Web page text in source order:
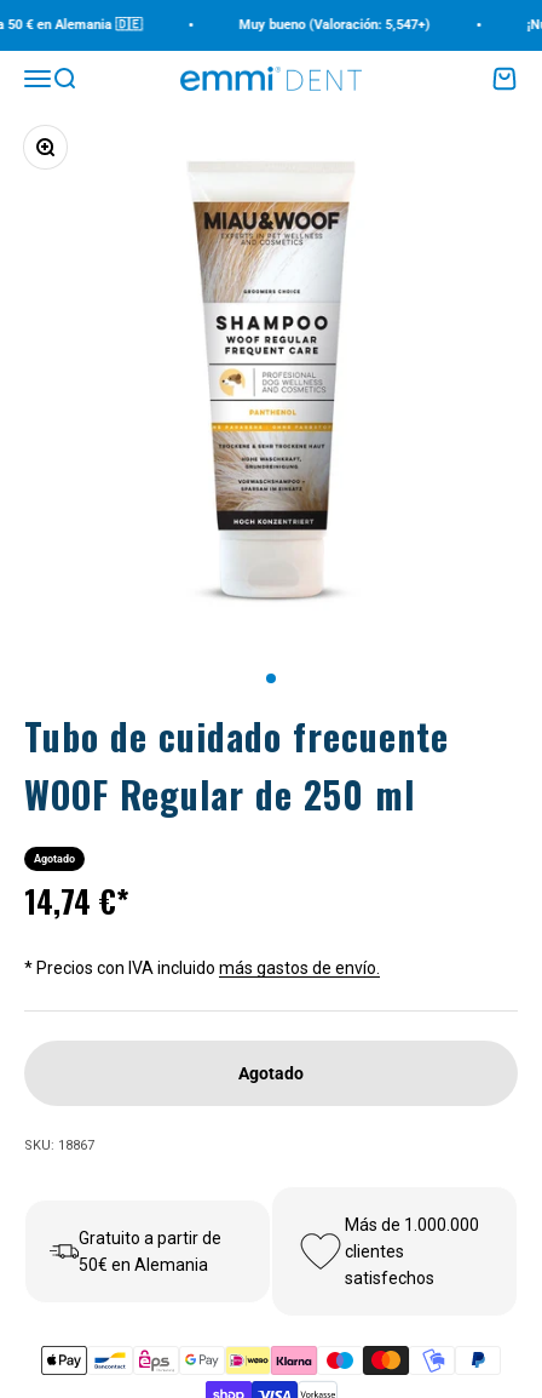
€ en Alemania 🇩🇪 Muy bueno (Valoración: 5,547+)
MenúBuscar emmi-dent Carrito
Zoom
Tubo de cuidado frecuente
WOOF Regular de 250 ml
Agotado
Precio de oferta
14,74 €*
* Precios con IVA incluido más gastos de envío.
Agotado
SKU: 18867
Gratuito a partir de
50€ en Alemania
Más de 1.000.000
clientes
satisfechos